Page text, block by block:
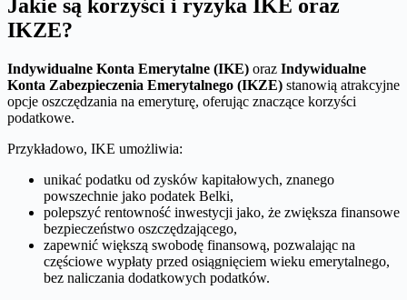
Jakie są korzyści i ryzyka IKE oraz
IKZE?
Indywidualne Konta Emerytalne (IKE) oraz Indywidualne
Konta Zabezpieczenia Emerytalnego (IKZE) stanowią atrakcyjne
opcje oszczędzania na emeryturę, oferując znaczące korzyści
podatkowe.
Przykładowo, IKE umożliwia:
unikać podatku od zysków kapitałowych, znanego
powszechnie jako podatek Belki,
polepszyć rentowność inwestycji jako, że zwiększa finansowe
bezpieczeństwo oszczędzającego,
zapewnić większą swobodę finansową, pozwalając na
częściowe wypłaty przed osiągnięciem wieku emerytalnego,
bez naliczania dodatkowych podatków.